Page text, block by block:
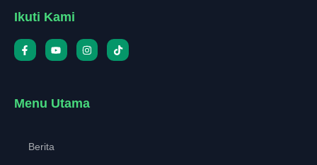
Ikuti Kami
Menu Utama
Berita